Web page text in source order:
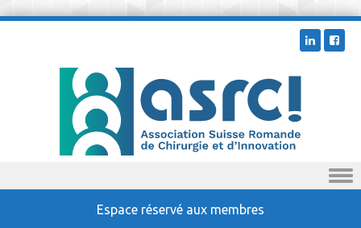
Espace réservé aux membres